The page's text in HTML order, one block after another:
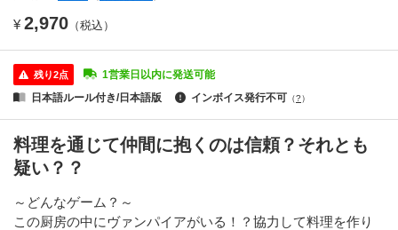
¥ 2,970 （税込）
残り2点
1営業日以内に発送可能
日本語ルール付き/日本語版
インボイス発行不可 （?）
料理を通じて仲間に抱くのは信頼？それとも
疑い？？
～どんなゲーム？～
この厨房の中にヴァンパイアがいる！？協力して料理を作り